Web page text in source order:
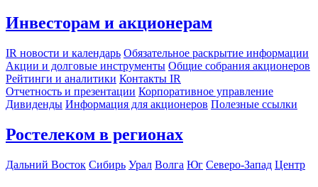
Инвесторам и акционерам
IR новости и календарь Обязательное раскрытие информации
Акции и долговые инструменты Общие собрания акционеров
Рейтинги и аналитики Контакты IR
Отчетность и презентации Корпоративное управление
Дивиденды Информация для акционеров Полезные ссылки
Ростелеком в регионах
Дальний Восток Сибирь Урал Волга Юг Северо-Запад Центр